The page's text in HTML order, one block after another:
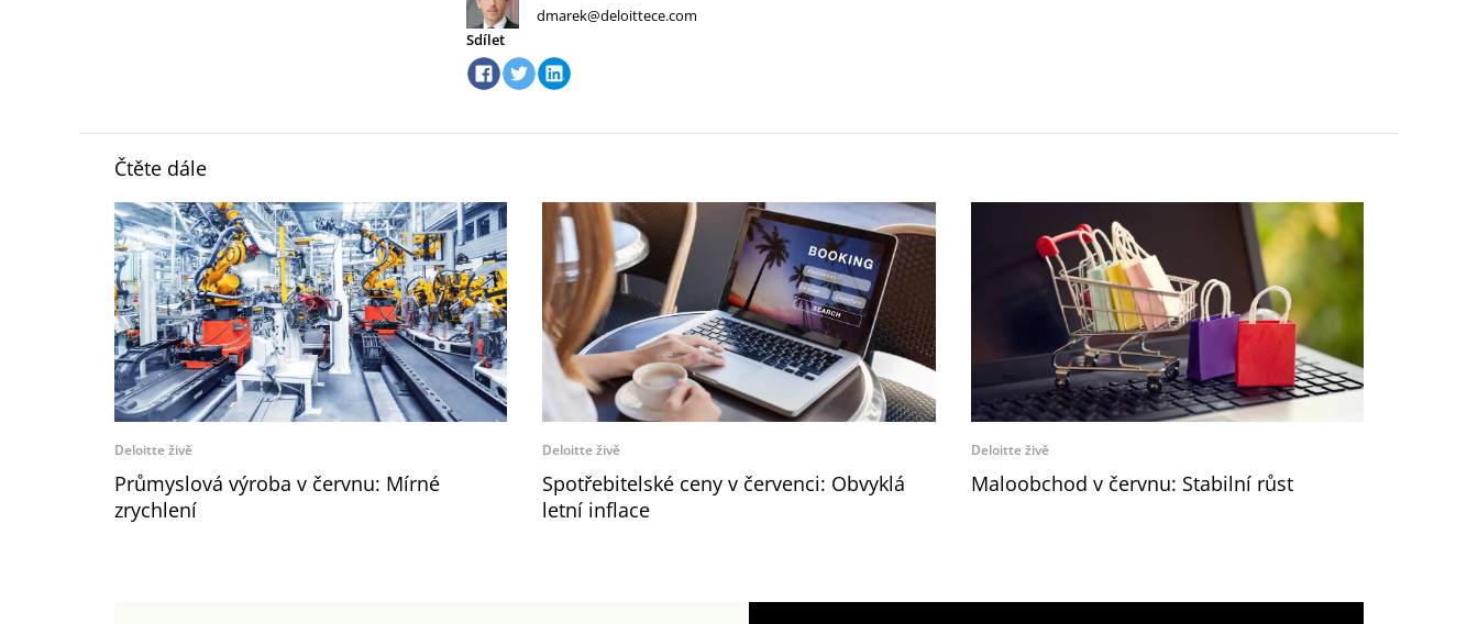
dmarek@deloittece.com
Sdílet
Čtěte dále
Deloitte živě
Průmyslová výroba v červnu: Mírné
zrychlení
Deloitte živě
Spotřebitelské ceny v červenci: Obvyklá
letní inflace
Deloitte živě
Maloobchod v červnu: Stabilní růst